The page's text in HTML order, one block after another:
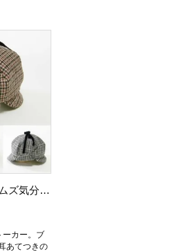
シャーロックホームズ気分の耳あて付キャスケット。ディアストーカー。レディス帽子。サイズ調整OK PL1678
ーカー。ブ
あてつきの